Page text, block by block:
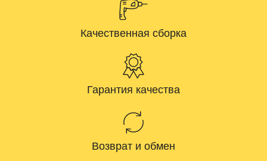
Качественная сборка
Гарантия качества
Возврат и обмен